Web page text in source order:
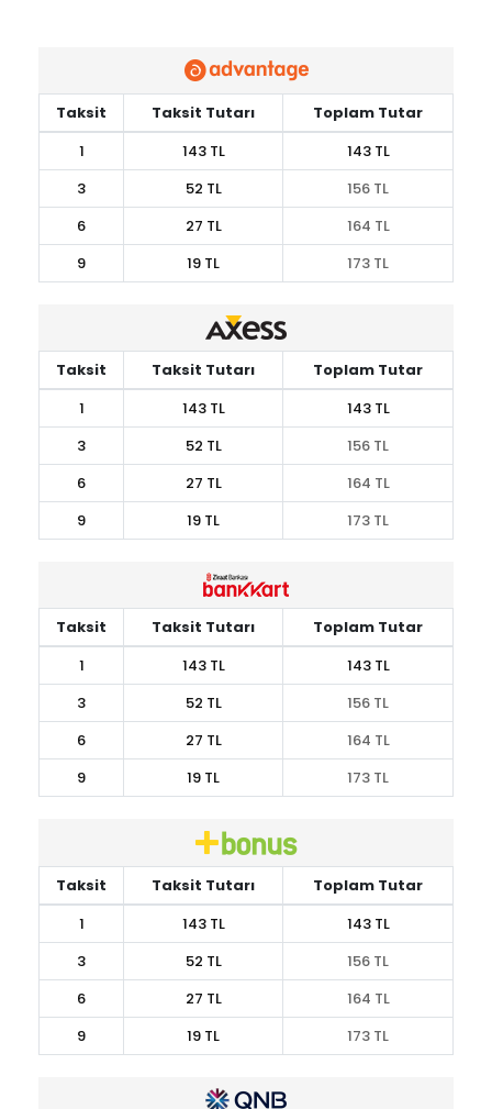
Taksit Taksit Tutarı
Toplam Tutar
1
143 TL
143 TL
3
52 TL
156 TL
6
27 TL
164 TL
9
19 TL 173 TL
Taksit Taksit Tutarı
Toplam Tutar
1
143 TL
143 TL
3
52 TL
156 TL
6
27 TL
164 TL
9
19 TL 173 TL
Taksit Taksit Tutarı
Toplam Tutar
1
143 TL
143 TL
3
52 TL
156 TL
6
27 TL
164 TL
9
19 TL 173 TL
Taksit Taksit Tutarı
Toplam Tutar
1
143 TL
143 TL
3
52 TL
156 TL
6
27 TL
164 TL
9
19 TL 173 TL